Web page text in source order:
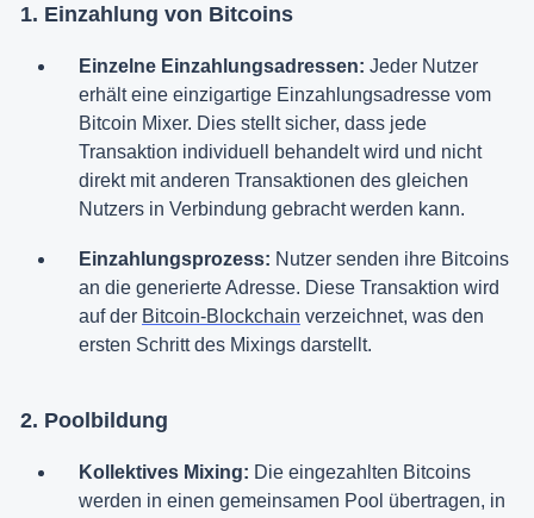
1. Einzahlung von Bitcoins
Einzelne Einzahlungsadressen: Jeder Nutzer
erhält eine einzigartige Einzahlungsadresse vom
Bitcoin Mixer. Dies stellt sicher, dass jede
Transaktion individuell behandelt wird und nicht
direkt mit anderen Transaktionen des gleichen
Nutzers in Verbindung gebracht werden kann.
Einzahlungsprozess: Nutzer senden ihre Bitcoins
an die generierte Adresse. Diese Transaktion wird
auf der Bitcoin-Blockchain verzeichnet, was den
ersten Schritt des Mixings darstellt.
2. Poolbildung
Kollektives Mixing: Die eingezahlten Bitcoins
werden in einen gemeinsamen Pool übertragen, in